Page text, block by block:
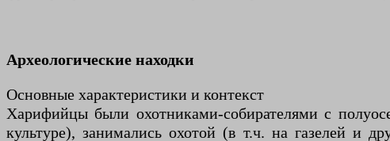
Археологические находки
Основные характеристики и контекст
Харифийцы были охотниками-собирателями с
культуре), занимались охотой (в т.ч. на газелей и